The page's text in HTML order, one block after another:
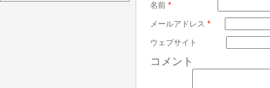
名前 *
メールアドレス *
ウェブサイト
コメント